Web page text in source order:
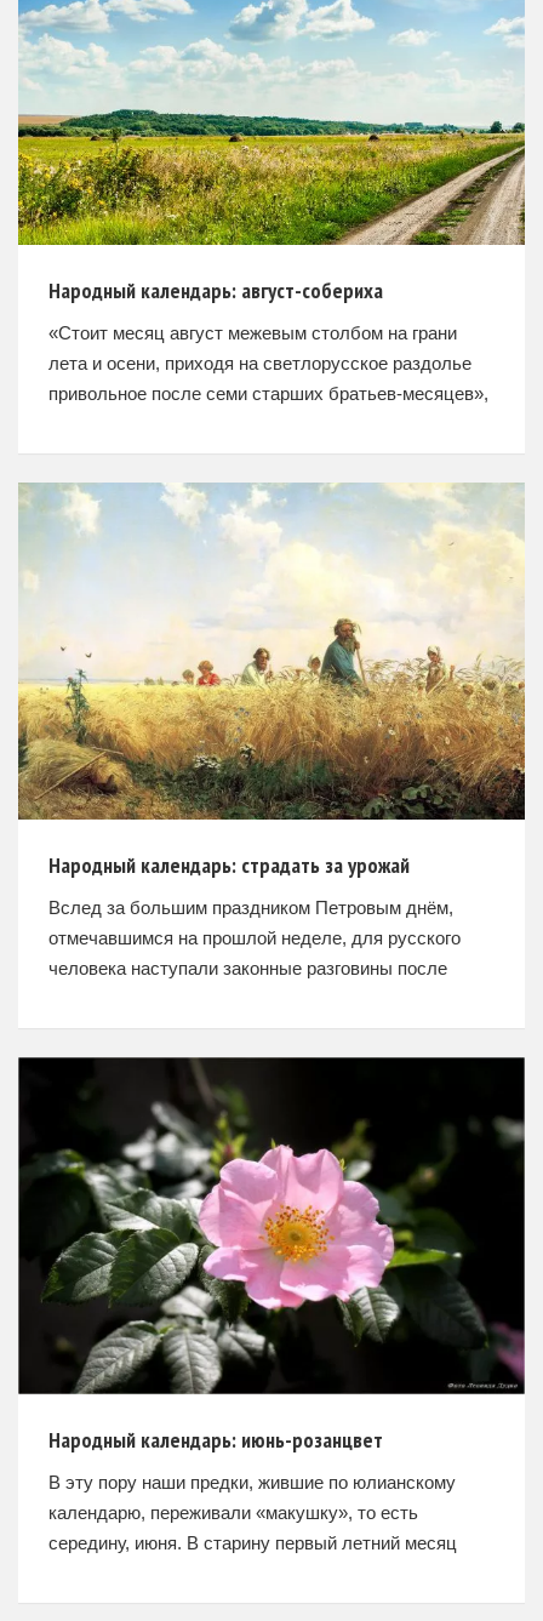
Народный календарь: август-собериха
«Стоит месяц август межевым столбом на грани
лета и осени, приходя на светлорусское раздолье
привольное после семи старших братьев-месяцев»,
и этнограф
Народный календарь: страдать за урожай
Вслед за большим праздником Петровым днём,
отмечавшимся на прошлой неделе, для русского
человека наступали законные разговины после
разгуляться в страдную пору крестьянину было
некогда,
Народный календарь: июнь-розанцвет
В эту пору наши предки, жившие по юлианскому
календарю, переживали «макушку», то есть
середину, июня. В старину первый летний месяц
кузнечик «изок» или «червец».